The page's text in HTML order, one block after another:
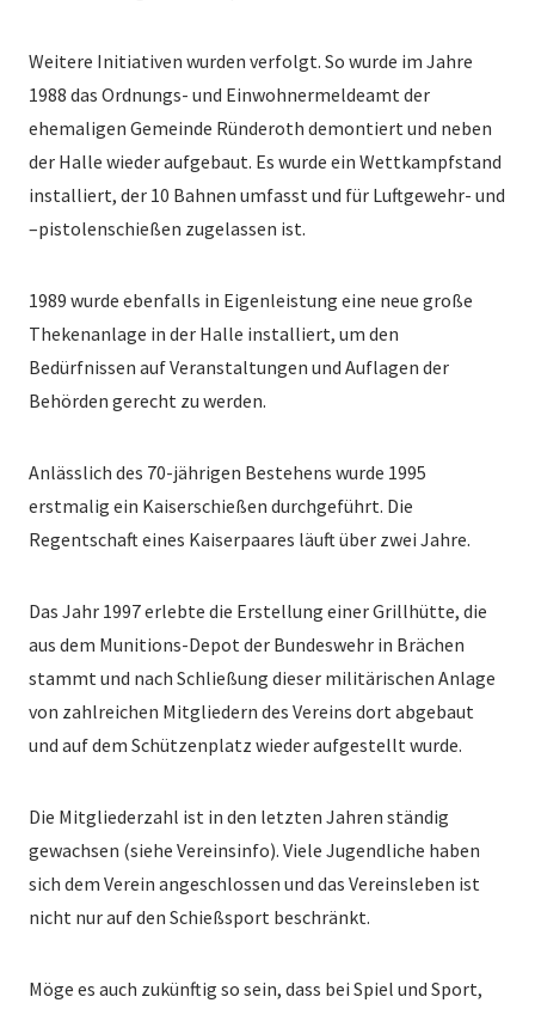
Weitere Initiativen wurden verfolgt. So wurde im Jahre
1988 das Ordnungs- und Einwohnermeldeamt der
ehemaligen Gemeinde Ründeroth demontiert und neben
der Halle wieder aufgebaut. Es wurde ein Wettkampfstand
installiert, der 10 Bahnen umfasst und für Luftgewehr- und
–pistolenschießen zugelassen ist.
1989 wurde ebenfalls in Eigenleistung eine neue große
Thekenanlage in der Halle installiert, um den
Bedürfnissen auf Veranstaltungen und Auflagen der
Behörden gerecht zu werden.
Anlässlich des 70-jährigen Bestehens wurde 1995
erstmalig ein Kaiserschießen durchgeführt. Die
Regentschaft eines Kaiserpaares läuft über zwei Jahre.
Das Jahr 1997 erlebte die Erstellung einer Grillhütte, die
aus dem Munitions-Depot der Bundeswehr in Brächen
stammt und nach Schließung dieser militärischen Anlage
von zahlreichen Mitgliedern des Vereins dort abgebaut
und auf dem Schützenplatz wieder aufgestellt wurde.
Die Mitgliederzahl ist in den letzten Jahren ständig
gewachsen (siehe Vereinsinfo). Viele Jugendliche haben
sich dem Verein angeschlossen und das Vereinsleben ist
nicht nur auf den Schießsport beschränkt.
Möge es auch zukünftig so sein, dass bei Spiel und Sport,